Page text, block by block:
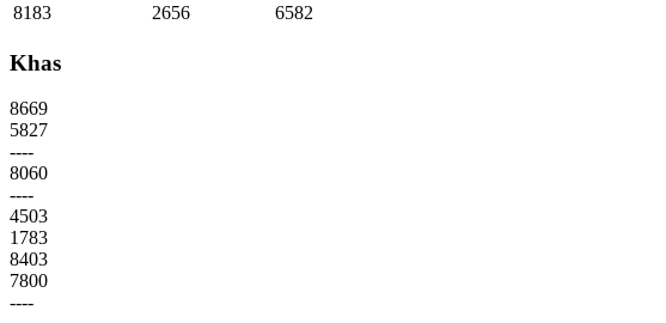
8183
2656 6582
Khas
8669
5827
----
8060
----
4503
1783
8403
7800
----